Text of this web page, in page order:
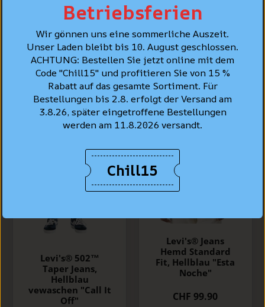
PERSÖNLICHE BERATUNG
BESTSELLER
Levi's® 502™
Taper Jeans,
Hellblau
vewaschen "Call It
Off"
Levi's® Jeans
Hemd Standard
Fit, Hellblau "Esta
Noche"
CHF 99.90
Betriebsferien
Wir gönnen uns eine sommerliche Auszeit.
Unser Laden bleibt bis 10. August geschlossen.
ACHTUNG: Bestellen Sie jetzt online mit dem
Code "Chill15" und profitieren Sie von 15 %
Rabatt auf das gesamte Sortiment. Für
Bestellungen bis 2.8. erfolgt der Versand am
3.8.26, später eingetroffene Bestellungen
werden am 11.8.2026 versandt.
Chill15